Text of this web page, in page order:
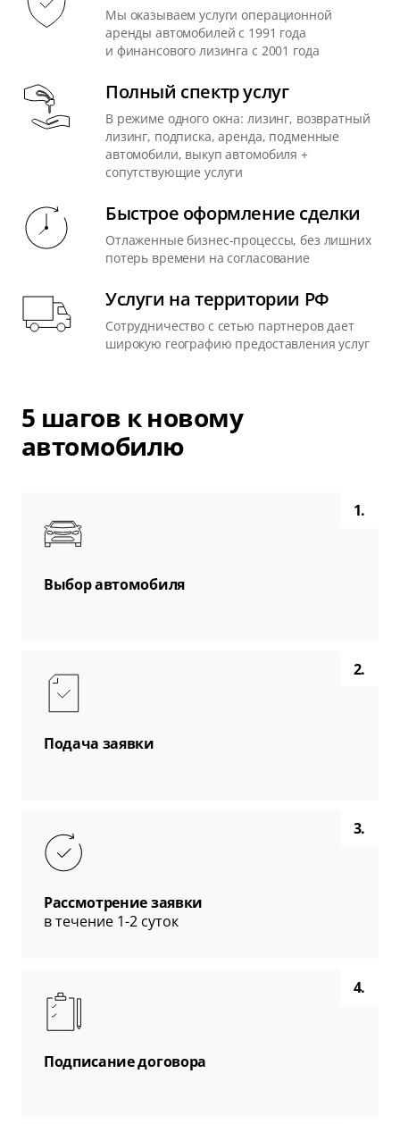
Мы оказываем услуги операционной
аренды автомобилей с 1991 года
и финансового лизинга с 2001 года
Полный спектр услуг
В режиме одного окна: лизинг, возвратный
лизинг, подписка, аренда, подменные
автомобили, выкуп автомобиля +
сопутствующие услуги
Быстрое оформление сделки
Отлаженные бизнес-процессы, без лишних
потерь времени на согласование
Услуги на территории РФ
Сотрудничество с сетью партнеров дает
широкую географию предоставления услуг
5 шагов к новому
автомобилю
1.
Выбор автомобиля
2.
Подача заявки
3.
Рассмотрение заявки
в течение 1-2 суток
4.
Подписание договора